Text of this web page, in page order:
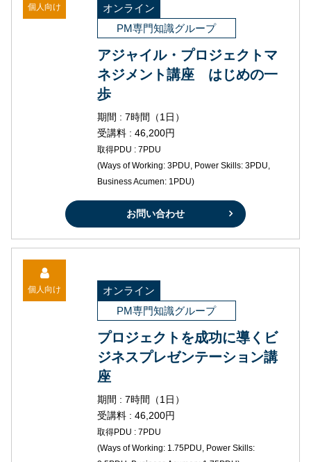
個人向け
オンライン
PM専門知識グループ
アジャイル・プロジェクトマ
ネジメント講座 はじめの一
歩
期間 : 7時間（1日）
受講料 : 46,200円
取得PDU : 7PDU
(Ways of Working: 3PDU, Power Skills: 3PDU,
Business Acumen: 1PDU)
お問い合わせ
個人向け
オンライン
PM専門知識グループ
プロジェクトを成功に導くビ
ジネスプレゼンテーション講
座
期間 : 7時間（1日）
受講料 : 46,200円
取得PDU : 7PDU
(Ways of Working: 1.75PDU, Power Skills: